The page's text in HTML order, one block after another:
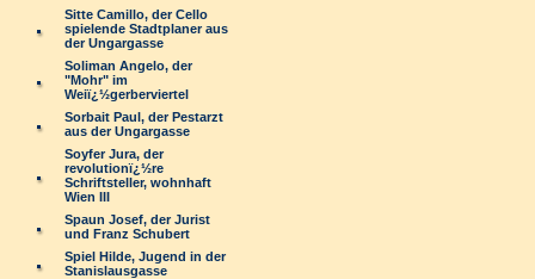
Sitte Camillo, der Cello
spielende Stadtplaner aus
der Ungargasse
Soliman Angelo, der
"Mohr" im
Weiï¿½gerberviertel
Sorbait Paul, der Pestarzt
aus der Ungargasse
Soyfer Jura, der
revolutionï¿½re
Schriftsteller, wohnhaft
Wien III
Spaun Josef, der Jurist
und Franz Schubert
Spiel Hilde, Jugend in der
Stanislausgasse